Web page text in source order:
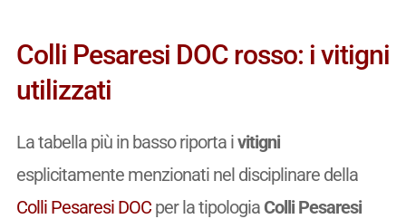
Colli Pesaresi DOC rosso: i vitigni
utilizzati
La tabella più in basso riporta ivitigni
esplicitamente menzionati nel disciplinare della
Colli Pesaresi DOCper la tipologia Colli Pesaresi